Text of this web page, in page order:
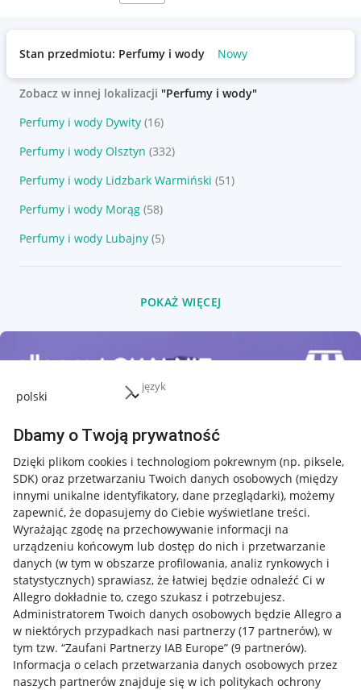
język
Dbamy o Twoją prywatność
Dzięki plikom cookies i technologiom pokrewnym (np. piksele,
SDK) oraz przetwarzaniu Twoich danych osobowych (między
innymi unikalne identyfikatory, dane przeglądarki), możemy
zapewnić, że dopasujemy do Ciebie wyświetlane treści.
Wyrażając zgodę na przechowywanie informacji na
urządzeniu końcowym lub dostęp do nich i przetwarzanie
danych (w tym w obszarze profilowania, analiz rynkowych i
statystycznych) sprawiasz, że łatwiej będzie odnaleźć Ci w
Allegro dokładnie to, czego szukasz i potrzebujesz.
Administratorem Twoich danych osobowych będzie Allegro a
w niektórych przypadkach nasi partnerzy (17 partnerów), w
tym tzw. “Zaufani Partnerzy IAB Europe” (9 partnerów).
Informacja o celach przetwarzania danych osobowych przez
naszych partnerów znajduje się w ich politykach ochrony
Stan przedmiotu: Perfumy i wody Nowy
Zobacz w innej lokalizacji "Perfumy i wody"
Perfumy i wody Dywity (16)
Perfumy i wody Olsztyn (332)
Perfumy i wody Lidzbark Warmiński (51)
Perfumy i wody Morąg (58)
Perfumy i wody Lubajny (5)
POKAŻ WIĘCEJ
Przydatne informacje